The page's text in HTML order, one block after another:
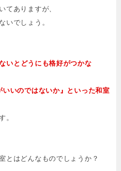
てありますが、
いでしょう。
ないとどうにも格好がつかな
いいのではないか』といった和室
。
とはどんなものでしょうか？